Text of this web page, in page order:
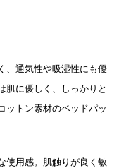
、通気性や吸湿性にも優
肌に優しく、しっかりと
ットン素材のベッドパッ
使用感。肌触りが良く敏